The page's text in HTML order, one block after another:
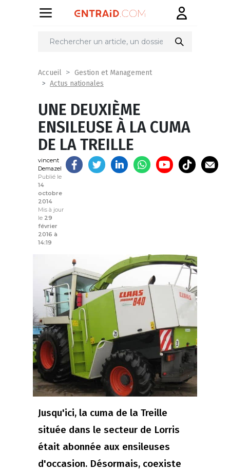
Partager
Accueil
Gestion et Management
Actus nationales
UNE DEUXIÈME
ENSILEUSE À LA CUMA
DE LA TREILLE
vincent
Demazel
Publié le
14
octobre
2014
Mis à jour
le 29
février
2016 à
14:19
Jusqu'ici, la cuma de la Treille
située dans le secteur de Lorris
était abonnée aux ensileuses
d'occasion. Désormais, coexiste